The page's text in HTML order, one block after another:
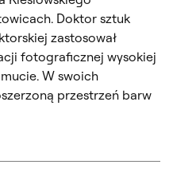
Doktor sztuk
zastosował
fotograficznej wysokiej
W swoich
przestrzeń barw